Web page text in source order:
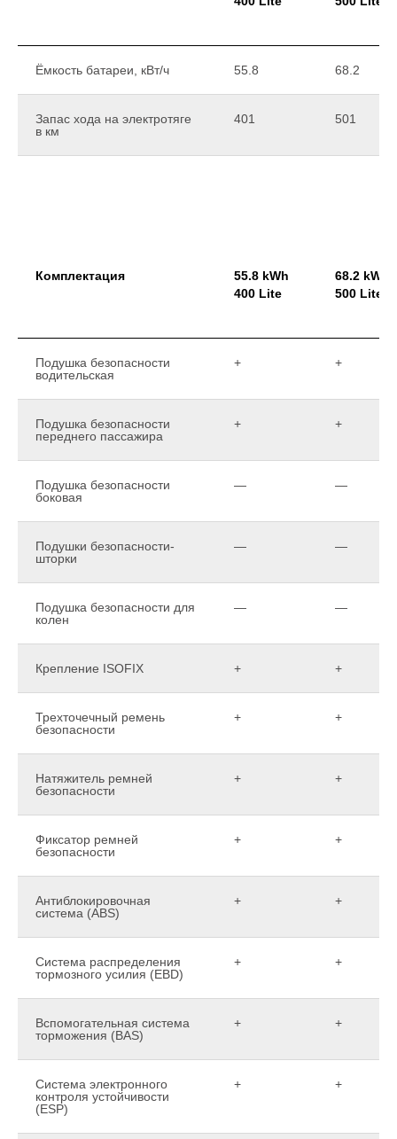
Ёмкость батареи, кВт/ч 55.8 68.2
Запас хода на электротяге
в км
401 501
Комплектация
55.8 kWh
400 Lite
68.2 kWh
500 Lite
Подушка безопасности
водительская
+ +
Подушка безопасности
переднего пассажира
+ +
Подушка безопасности
боковая
— —
Подушки безопасности-
шторки
— —
Подушка безопасности для
колен
— —
Крепление ISOFIX + +
Трехточечный ремень
безопасности
+ +
Натяжитель ремней
безопасности
+ +
Фиксатор ремней
безопасности
+ +
Антиблокировочная
система (ABS)
+ +
Система распределения
тормозного усилия (EBD)
+ +
Вспомогательная система
торможения (BAS)
+ +
Система электронного
контроля устойчивости
(ESP)
+ +